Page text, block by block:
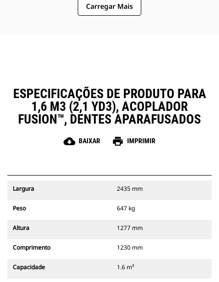
Carregar Mais
ESPECIFICAÇÕES DE PRODUTO PARA
1,6 M3 (2,1 YD3), ACOPLADOR
FUSION™, DENTES APARAFUSADOS
cloud_download BAIXAR print IMPRIMIR
Largura 2435 mm
Peso 647 kg
Altura 1277 mm
Comprimento 1230 mm
Capacidade 1.6 m³